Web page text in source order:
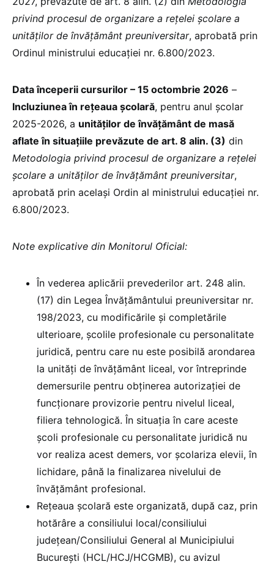
privind procesul de organizare a rețelei școlare a
unităților de învățământ preuniversitar, aprobată prin
Ordinul ministrului educației nr. 6.800/2023.
Data începerii cursurilor – 15 octombrie 2026 –
Incluziunea în rețeaua școlară, pentru anul școlar
2025-2026, a unităților de învățământ de masă
aflate în situațiile prevăzute de art. 8 alin. (3) din
Metodologia privind procesul de organizare a rețelei
școlare a unităților de învățământ preuniversitar,
aprobată prin același Ordin al ministrului educației nr.
6.800/2023.
Note explicative din Monitorul Oficial:
În vederea aplicării prevederilor art. 248 alin.
(17) din Legea Învățământului preuniversitar nr.
198/2023, cu modificările și completările
ulterioare, școlile profesionale cu personalitate
juridică, pentru care nu este posibilă arondarea
la unități de învățământ liceal, vor întreprinde
demersurile pentru obținerea autorizației de
funcționare provizorie pentru nivelul liceal,
filiera tehnologică. În situația în care aceste
școli profesionale cu personalitate juridică nu
vor realiza acest demers, vor școlariza elevii, în
lichidare, până la finalizarea nivelului de
învățământ profesional.
Rețeaua școlară este organizată, după caz, prin
hotărâre a consiliului local/consiliului
județean/Consiliului General al Municipiului
București (HCL/HCJ/HCGMB), cu avizul